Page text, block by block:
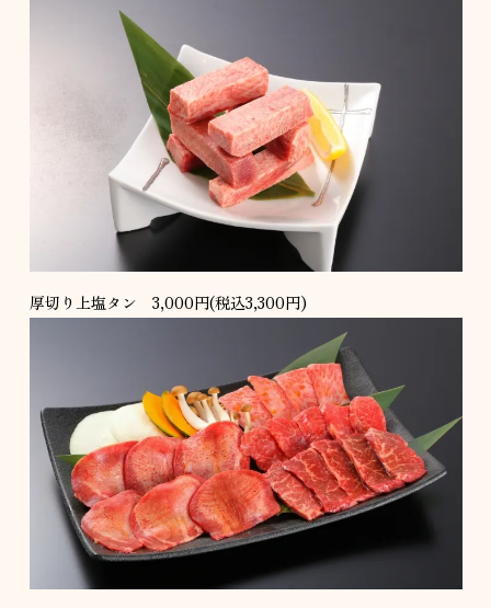
厚切り上塩タン 3,000円(税込3,300円)